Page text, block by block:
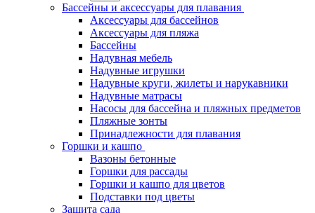
Бассейны и аксессуары для плавания
Аксессуары для бассейнов
Аксессуары для пляжа
Бассейны
Надувная мебель
Надувные игрушки
Надувные круги, жилеты и нарукавники
Надувные матрасы
Насосы для бассейна и пляжных предметов
Пляжные зонты
Принадлежности для плавания
Горшки и кашпо
Вазоны бетонные
Горшки для рассады
Горшки и кашпо для цветов
Подставки под цветы
Защита сада